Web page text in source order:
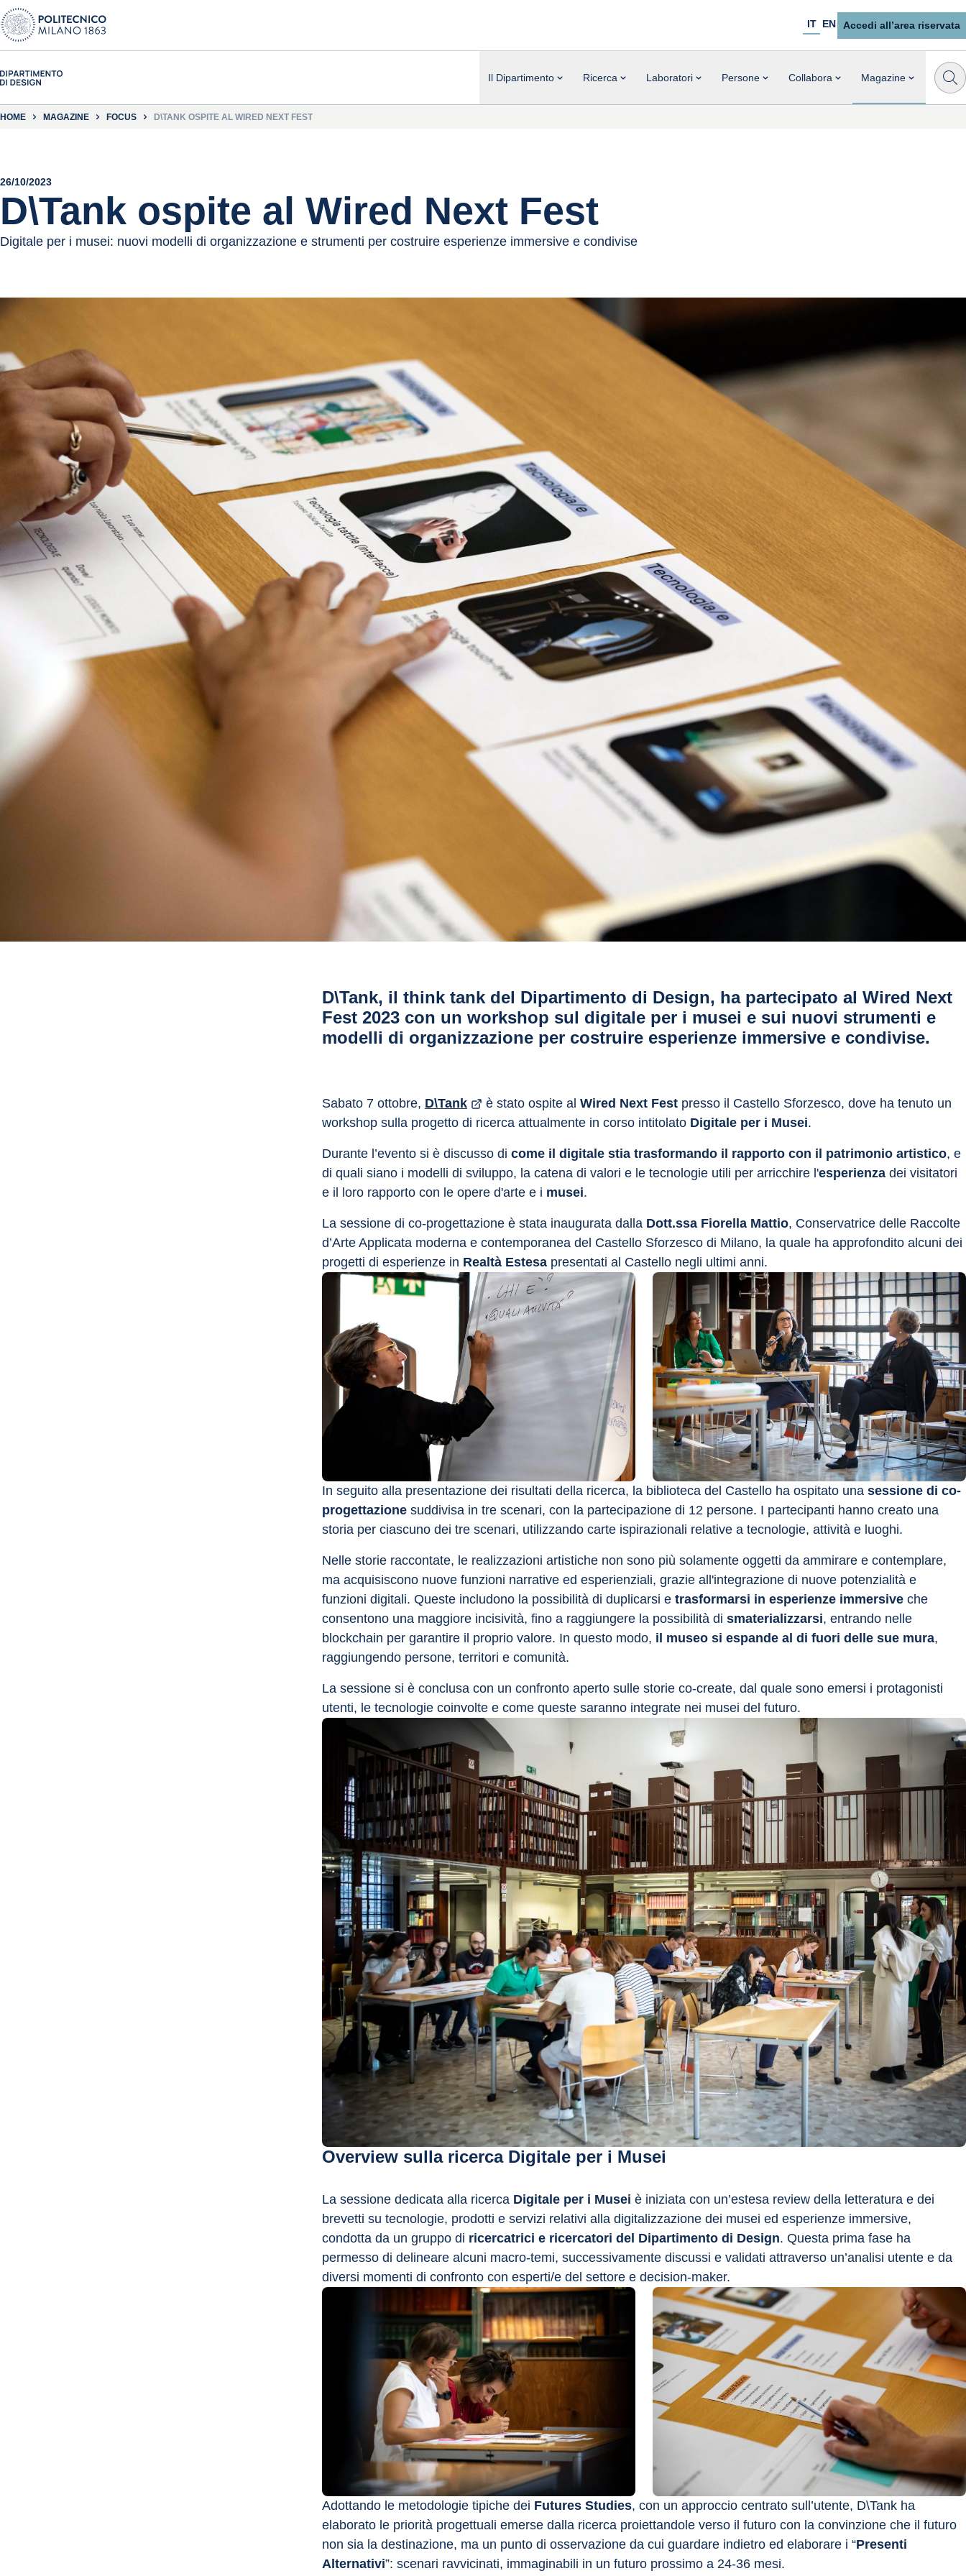
IT EN Accedi all’area riservata
Il Dipartimento Ricerca Laboratori Persone Collabora Magazine
HOME MAGAZINE FOCUS D\TANK OSPITE AL WIRED NEXT FEST
26/10/2023
D\Tank ospite al Wired Next Fest
Digitale per i musei: nuovi modelli di organizzazione e strumenti per costruire esperienze immersive e condivise
D\Tank, il think tank del Dipartimento di Design, ha partecipato al Wired Next
Fest 2023 con un workshop sul digitale per i musei e sui nuovi strumenti e
modelli di organizzazione per costruire esperienze immersive e condivise.
Sabato 7 ottobre, D\Tank è stato ospite al Wired Next Fest presso il Castello Sforzesco, dove ha tenuto un
workshop sulla progetto di ricerca attualmente in corso intitolato Digitale per i Musei.
Durante l’evento si è discusso di come il digitale stia trasformando il rapporto con il patrimonio artistico, e
di quali siano i modelli di sviluppo, la catena di valori e le tecnologie utili per arricchire l'esperienza dei visitatori
e il loro rapporto con le opere d'arte e i musei.
La sessione di co-progettazione è stata inaugurata dalla Dott.ssa Fiorella Mattio, Conservatrice delle Raccolte
d’Arte Applicata moderna e contemporanea del Castello Sforzesco di Milano, la quale ha approfondito alcuni dei
progetti di esperienze in Realtà Estesa presentati al Castello negli ultimi anni.
In seguito alla presentazione dei risultati della ricerca, la biblioteca del Castello ha ospitato una sessione di co-
progettazione suddivisa in tre scenari, con la partecipazione di 12 persone. I partecipanti hanno creato una
storia per ciascuno dei tre scenari, utilizzando carte ispirazionali relative a tecnologie, attività e luoghi.
Nelle storie raccontate, le realizzazioni artistiche non sono più solamente oggetti da ammirare e contemplare,
ma acquisiscono nuove funzioni narrative ed esperienziali, grazie all'integrazione di nuove potenzialità e
funzioni digitali. Queste includono la possibilità di duplicarsi e trasformarsi in esperienze immersive che
consentono una maggiore incisività, fino a raggiungere la possibilità di smaterializzarsi, entrando nelle
blockchain per garantire il proprio valore. In questo modo, il museo si espande al di fuori delle sue mura,
raggiungendo persone, territori e comunità.
La sessione si è conclusa con un confronto aperto sulle storie co-create, dal quale sono emersi i protagonisti
utenti, le tecnologie coinvolte e come queste saranno integrate nei musei del futuro.
Overview sulla ricerca Digitale per i Musei
La sessione dedicata alla ricerca Digitale per i Musei è iniziata con un’estesa review della letteratura e dei
brevetti su tecnologie, prodotti e servizi relativi alla digitalizzazione dei musei ed esperienze immersive,
condotta da un gruppo di ricercatrici e ricercatori del Dipartimento di Design. Questa prima fase ha
permesso di delineare alcuni macro-temi, successivamente discussi e validati attraverso un’analisi utente e da
diversi momenti di confronto con esperti/e del settore e decision-maker.
Adottando le metodologie tipiche dei Futures Studies, con un approccio centrato sull’utente, D\Tank ha
elaborato le priorità progettuali emerse dalla ricerca proiettandole verso il futuro con la convinzione che il futuro
non sia la destinazione, ma un punto di osservazione da cui guardare indietro ed elaborare i “Presenti
Alternativi”: scenari ravvicinati, immaginabili in un futuro prossimo a 24-36 mesi.